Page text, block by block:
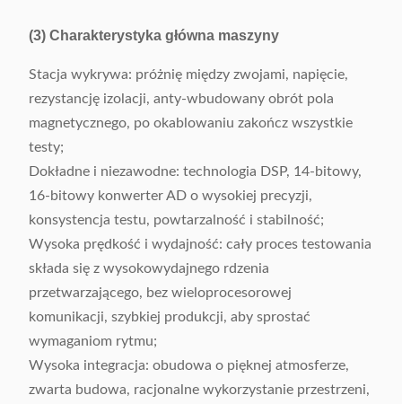
(3) Charakterystyka główna maszyny
Stacja wykrywa: próżnię między zwojami, napięcie,
rezystancję izolacji, anty-wbudowany obrót pola
magnetycznego, po okablowaniu zakończ wszystkie
testy;
Dokładne i niezawodne: technologia DSP, 14-bitowy,
16-bitowy konwerter AD o wysokiej precyzji,
konsystencja testu, powtarzalność i stabilność;
Wysoka prędkość i wydajność: cały proces testowania
składa się z wysokowydajnego rdzenia
przetwarzającego, bez wieloprocesorowej
komunikacji, szybkiej produkcji, aby sprostać
wymaganiom rytmu;
Wysoka integracja: obudowa o pięknej atmosferze,
zwarta budowa, racjonalne wykorzystanie przestrzeni,